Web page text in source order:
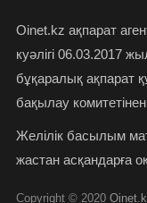
Oinet.kz ақпарат
куәлігі 06.03.2017
бұқаралық ақпарат
бақылау комитетінен
Желілік басылым
жастан асқандарға
Copyright © 2020